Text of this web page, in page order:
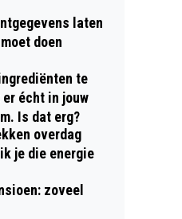
laten
doen
te
écht in jouw
Is dat erg?
overdag
je die energie
zoveel